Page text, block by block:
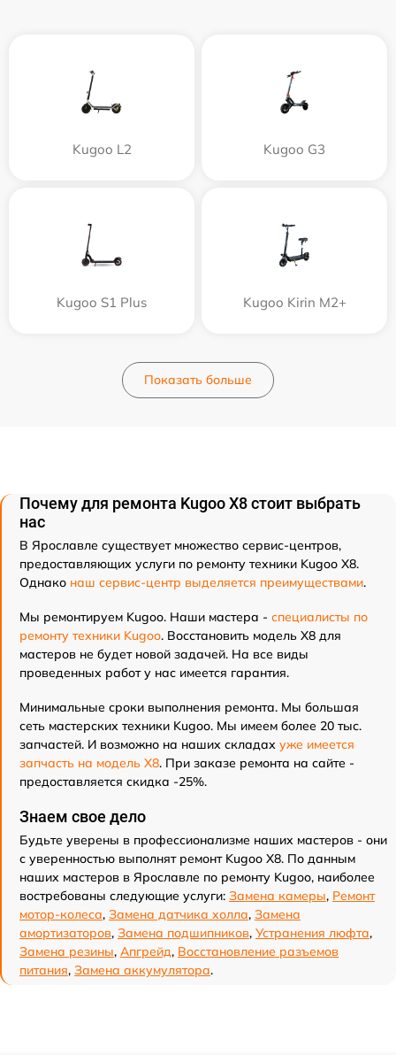
Kugoo L2 Kugoo G3
Kugoo S1 Plus Kugoo Kirin M2+
Показать больше
Почему для ремонта Kugoo X8 стоит выбрать
нас
В Ярославле существует множество сервис-центров,
предоставляющих услуги по ремонту техники Kugoo X8.
Однако наш сервис-центр выделяется преимуществами.
Мы ремонтируем Kugoo. Наши мастера - специалисты по
ремонту техники Kugoo. Восстановить модель X8 для
мастеров не будет новой задачей. На все виды
проведенных работ у нас имеется гарантия.
Минимальные сроки выполнения ремонта. Мы большая
сеть мастерских техники Kugoo. Мы имеем более 20 тыс.
запчастей. И возможно на наших складах уже имеется
запчасть на модель X8. При заказе ремонта на сайте -
предоставляется скидка -25%.
Знаем свое дело
Будьте уверены в профессионализме наших мастеров - они
с уверенностью выполнят ремонт Kugoo X8. По данным
наших мастеров в Ярославле по ремонту Kugoo, наиболее
востребованы следующие услуги: Замена камеры, Ремонт
мотор-колеса, Замена датчика холла, Замена
амортизаторов, Замена подшипников, Устранения люфта,
Замена резины, Апгрейд, Восстановление разъемов
питания, Замена аккумулятора.